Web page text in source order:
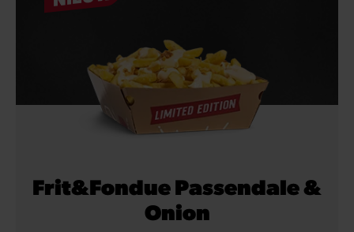
Frit&Fondue Passendale &
Onion